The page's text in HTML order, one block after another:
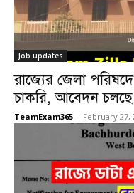
Job updates
রাজ্যের জেলা
চাকরি, আবেদন চলছে
TeamExam365 - February 27,